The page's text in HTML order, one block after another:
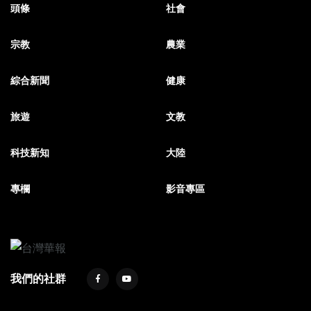
頭條 社會
宗教 農業
綜合新聞 健康
旅遊 文教
科技新知 大陸
專欄 影音專區
我們的社群